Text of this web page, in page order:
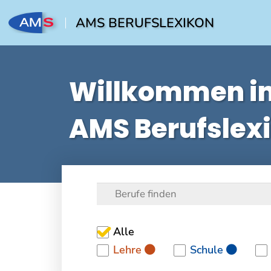
AMS BERUFSLEXIKON
Willkommen
AMS
Alle
Lehre
Schule